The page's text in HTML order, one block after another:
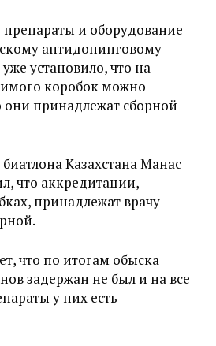
и оборудование
антидопинговому
установило, что на
коробок можно
они принадлежат сборной
Казахстана Манас
что аккредитации,
принадлежат врачу
что по итогам обыска
задержан не был и на все
у них есть